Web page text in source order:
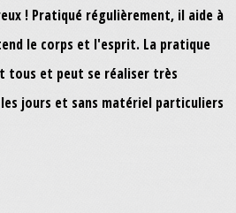
! Pratiqué régulièrement, il aide à
le corps et l'esprit. La pratique
tous et peut se réaliser très
jours et sans matériel particuliers